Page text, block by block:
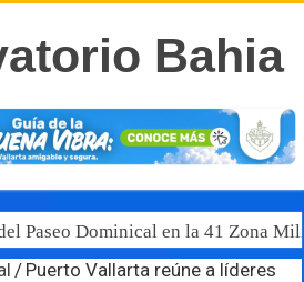
Paseo Dominical en la 41 Zona
/ Puerto Vallarta reúne a líderes